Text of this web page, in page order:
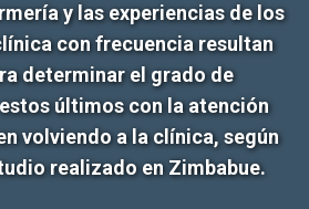
y las experiencias de los
con frecuencia resultan
determinar el grado de
últimos con la atención
volviendo a la clínica, según
realizado en Zimbabue.